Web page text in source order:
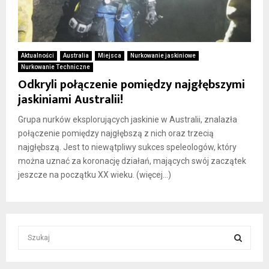
Aktualności Australia Miejsca
Nurkowanie jaskiniowe
Nurkowanie Techniczne
Odkryli połączenie pomiędzy najgłębszymi
jaskiniami Australii!
Grupa nurków eksplorujących jaskinie w Australii, znalazła
połączenie pomiędzy najgłębszą z nich oraz trzecią
najgłębszą. Jest to niewątpliwy sukces speleologów, który
można uznać za koronację działań, mających swój zaczątek
jeszcze na początku XX wieku. (więcej…)